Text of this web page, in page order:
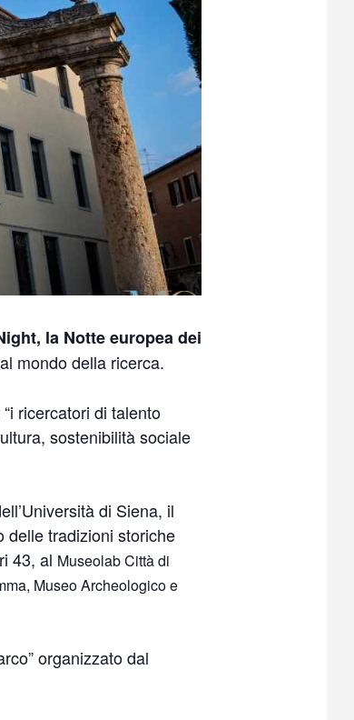
la Notte europea dei
mondo della ricerca.
ricercatori di talento
sostenibilità sociale
di Siena, il
delle tradizioni storiche
43, al Museolab Città di
Museo Archeologico e
organizzato dal